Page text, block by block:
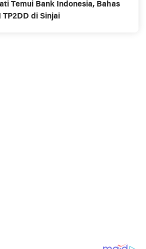
Temui Bank Indonesia, Bahas
TP2DD di Sinjai